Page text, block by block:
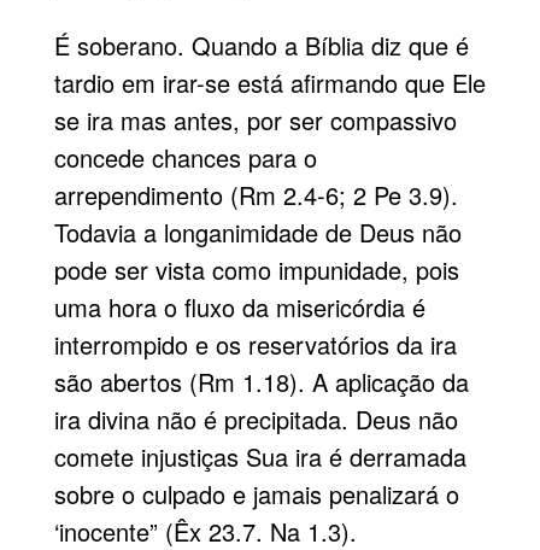
É soberano. Quando a Bíblia diz que é
tardio em irar-se está afirmando que Ele
se ira mas antes, por ser compassivo
concede chances para o
arrependimento (Rm 2.4-6; 2 Pe 3.9).
Todavia a longanimidade de Deus não
pode ser vista como impunidade, pois
uma hora o fluxo da misericórdia é
interrompido e os reservatórios da ira
são abertos (Rm 1.18). A aplicação da
ira divina não é precipitada. Deus não
comete injustiças Sua ira é derramada
sobre o culpado e jamais penalizará o
‘inocente” (Êx 23.7. Na 1.3).